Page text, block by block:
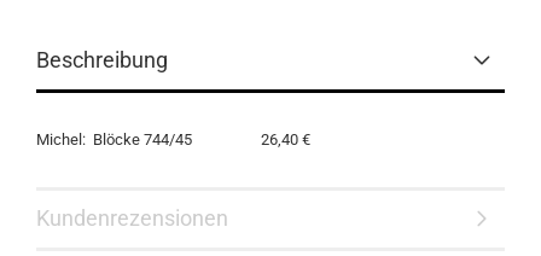
Beschreibung
Michel: Blöcke 744/45 26,40 €
Kundenrezensionen